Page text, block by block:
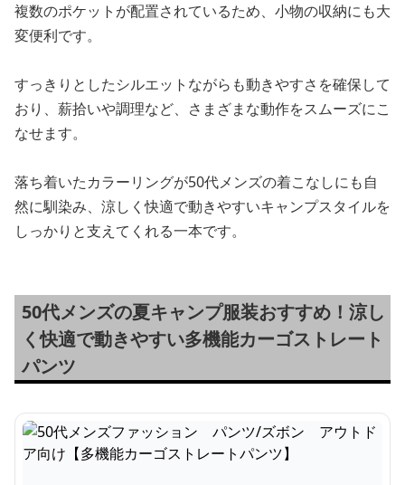
複数のポケットが配置されているため、小物の収納にも大
変便利です。
すっきりとしたシルエットながらも動きやすさを確保して
おり、薪拾いや調理など、さまざまな動作をスムーズにこ
なせます。
落ち着いたカラーリングが50代メンズの着こなしにも自
然に馴染み、涼しく快適で動きやすいキャンプスタイルを
しっかりと支えてくれる一本です。
50代メンズの夏キャンプ服装おすすめ！涼し
く快適で動きやすい多機能カーゴストレート
パンツ